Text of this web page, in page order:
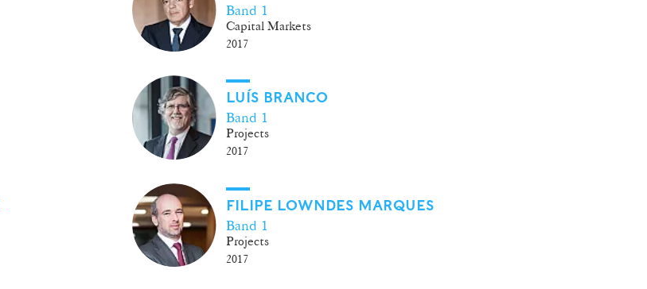
Band 1
Capital Markets
2017
LUÍS BRANCO
Band 1
Projects
2017
FILIPE LOWNDES MARQUES
Band 1
Projects
2017